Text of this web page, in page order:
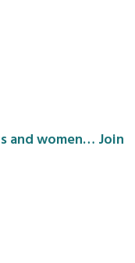
women… Join